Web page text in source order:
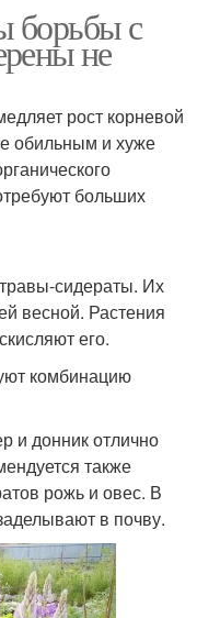
борьбы с
не
рост корневой
обильным и хуже
больших
сидераты. Их
весной. Растения
его.
комбинацию
и донник отлично
также
рожь и овес. В
в почву.